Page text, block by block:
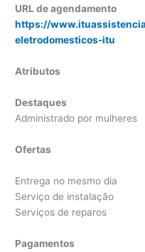
URL de agendamento
https://
eletrodomesticos-itu
Atributos
Destaques
Administrado por mulheres
Ofertas
Entrega no mesmo dia
Serviço de instalação
Serviços de reparos
Pagamentos